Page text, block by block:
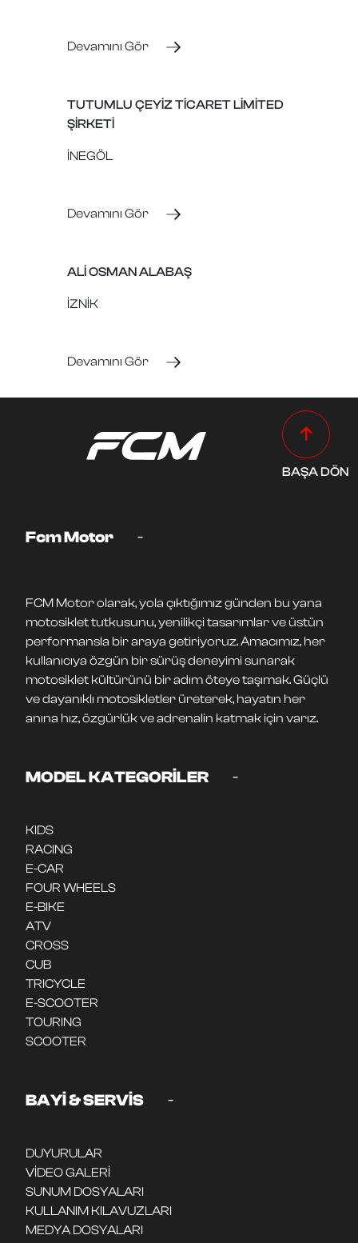
Devamını Gör
TUTUMLU ÇEYİZ TİCARET LİMİTED
ŞİRKETİ
İNEGÖL
Devamını Gör
ALİ OSMAN ALABAŞ
İZNİK
Devamını Gör
BAŞA DÖN
Fcm Motor -
FCM Motor olarak, yola çıktığımız günden bu yana
motosiklet tutkusunu, yenilikçi tasarımlar ve üstün
performansla bir araya getiriyoruz. Amacımız, her
kullanıcıya özgün bir sürüş deneyimi sunarak
motosiklet kültürünü bir adım öteye taşımak. Güçlü
ve dayanıklı motosikletler üreterek, hayatın her
anına hız, özgürlük ve adrenalin katmak için varız.
MODEL KATEGORİLER -
KIDS
RACING
E-CAR
FOUR WHEELS
E-BIKE
ATV
CROSS
CUB
TRICYCLE
E-SCOOTER
TOURING
SCOOTER
BAYİ & SERVİS -
DUYURULAR
VİDEO GALERİ
SUNUM DOSYALARI
KULLANIM KILAVUZLARI
MEDYA DOSYALARI